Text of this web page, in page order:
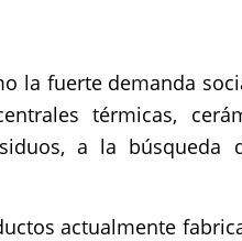
la fuerte demanda
térmicas,
a la búsqueda
actualmente